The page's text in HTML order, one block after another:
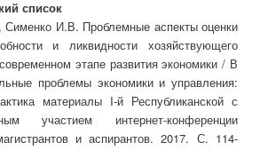
список
Сименко И.В. Проблемные аспекты оценки
и ликвидности хозяйствующего
этапе развития экономики / В
проблемы экономики и управления:
материалы I-й Республиканской с
участием интернет-конференции
и аспирантов. 2017. С. 114-